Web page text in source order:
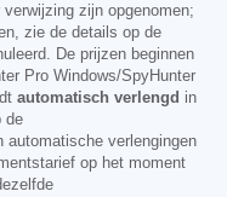
zijn opgenomen;
zie de details op de
De prijzen beginnen
Pro Windows/SpyHunter
automatisch verlengd in
de
automatische verlengingen
op het moment